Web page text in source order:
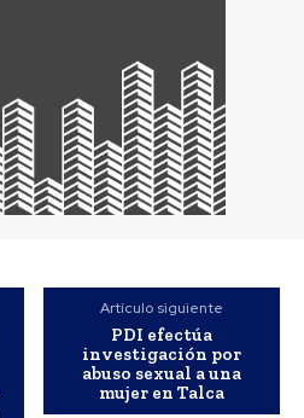
Artículo siguiente
PDI efectúa
investigación por
abuso sexual a una
mujer en Talca